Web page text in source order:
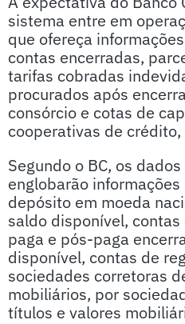
sistema entre em
que ofereça
contas encerradas,
tarifas cobradas
procurados após
consórcio e cotas de
cooperativas de
Segundo o BC, os
englobarão
depósito em moeda
saldo disponível,
paga e pós-paga
disponível, contas de
sociedades corretoras
mobiliários, por
títulos e valores